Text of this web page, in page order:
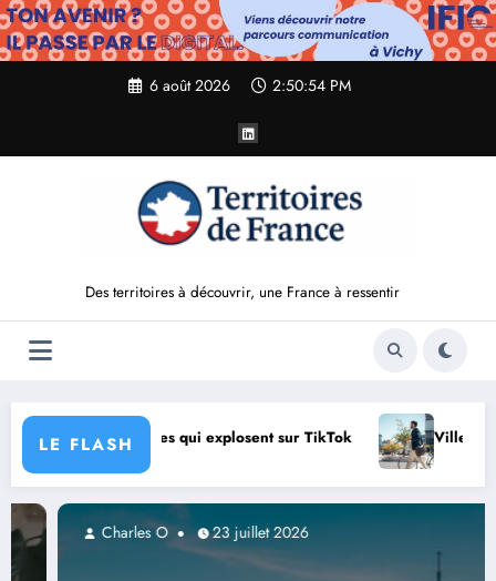
Aller
au
contenu
6 août 2026 2:50:57 PM
Des territoires à découvrir, une France à ressentir
LE FLASHLe PIC à Clermont-Ferrand : comment une friche
Charles O 23 juillet 2026